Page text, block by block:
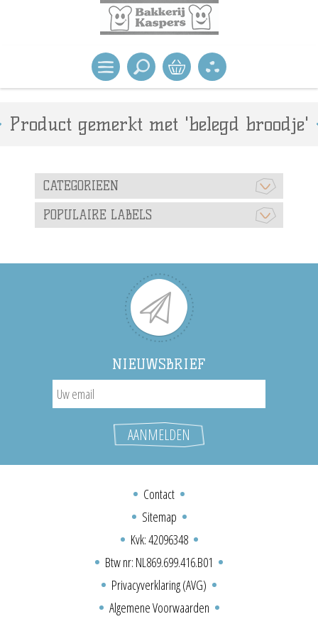
Product gemerkt met 'belegd broodje'
CATEGORIEEN
POPULAIRE LABELS
NIEUWSBRIEF
Contact
Sitemap
Kvk: 42096348
Btw nr: NL869.699.416.B01
Privacyverklaring (AVG)
Algemene Voorwaarden